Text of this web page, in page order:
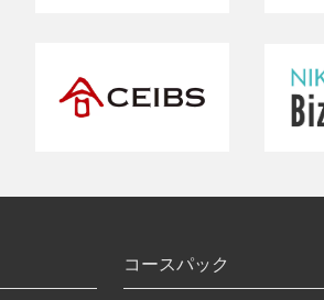
コースパック